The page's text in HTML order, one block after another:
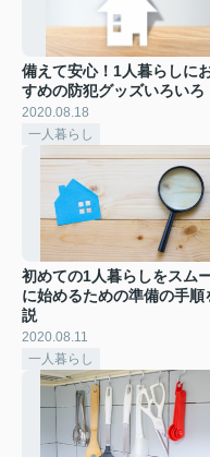
備えて安心！1人暮らしに
すめの防犯グッズいろいろ
2020.08.18
一人暮らし
初めての1人暮らしをスム
に始めるための準備の手順
説
2020.08.11
一人暮らし